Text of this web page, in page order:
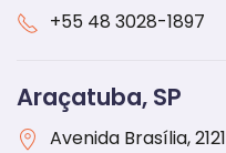
+55 48 3028-1897
Araçatuba, SP
Avenida Brasília, 2121